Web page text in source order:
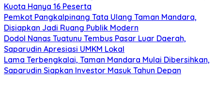
Kuota Hanya 16 Peserta
Pemkot Pangkalpinang Tata Ulang Taman Mandara,
Disiapkan Jadi Ruang Publik Modern
Dodol Nanas Tuatunu Tembus Pasar Luar Daerah,
Saparudin Apresiasi UMKM Lokal
Lama Terbengkalai, Taman Mandara Mulai Dibersihkan,
Saparudin Siapkan Investor Masuk Tahun Depan